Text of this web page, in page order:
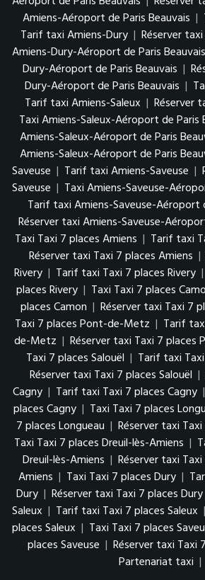
Amiens-Aéroport de Paris Beauvais |
Tarif taxi Amiens-Dury | Réserver
Amiens-Dury-Aéroport de Paris Beauvais
Dury-Aéroport de Paris Beauvais |
Dury-Aéroport de Paris Beauvais |
Tarif taxi Amiens-Saleux | Réserver
Taxi Amiens-Saleux-Aéroport de Paris
Amiens-Saleux-Aéroport de Paris
Amiens-Saleux-Aéroport de Paris
Saveuse | Tarif taxi Amiens-Saveuse |
Saveuse | Taxi Amiens-Saveuse-
Tarif taxi Amiens-Saveuse-Aéroport
Réserver taxi Amiens-Saveuse-
Taxi Taxi 7 places Amiens | Tarif taxi
Réserver taxi Taxi 7 places Amiens |
Rivery | Tarif taxi Taxi 7 places Rivery |
places Rivery | Taxi Taxi 7 places
places Camon | Réserver taxi Taxi 7
Taxi 7 places Pont-de-Metz | Tarif
de-Metz | Réserver taxi Taxi 7
Taxi 7 places Salouël | Tarif taxi
Réserver taxi Taxi 7 places Salouël |
Cagny | Tarif taxi Taxi 7 places Cagny |
places Cagny | Taxi Taxi 7 places
7 places Longueau | Réserver taxi
Taxi Taxi 7 places Dreuil-lès-Amiens |
Dreuil-lès-Amiens | Réserver taxi
Amiens | Taxi Taxi 7 places Dury |
Dury | Réserver taxi Taxi 7 places Dury
Saleux | Tarif taxi Taxi 7 places Saleux |
places Saleux | Taxi Taxi 7 places
places Saveuse | Réserver taxi Taxi
Partenariat taxi |